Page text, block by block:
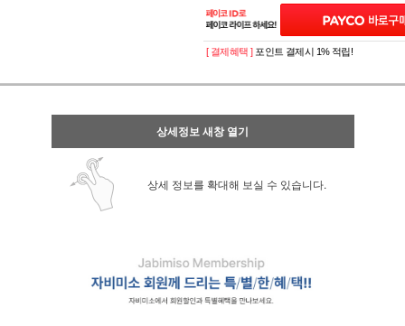
[ 결제혜택 ] 포인트 결제시 1% 적립!
상세정보 새창 열기
상세 정보를 확대해 보실 수 있습니다.